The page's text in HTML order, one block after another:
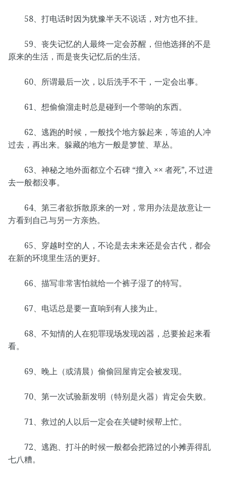
58、打电话时因为犹豫半天不说话，对方也不挂。
59、丧失记忆的人最终一定会苏醒，但他选择的不是
原来的生活，而是丧失记忆后的生活。
60、所谓最后一次，以后洗手不干，一定会出事。
61、想偷偷溜走时总是碰到一个带响的东西。
62、逃跑的时候，一般找个地方躲起来，等追的人冲
过去，再出来。躲藏的地方一般是箩筐、草丛。
63、神秘之地外面都立个石碑 “擅入 ×× 者死”, 不过进
去一般都没事。
64、第三者欲拆散原来的一对，常用办法是故意让一
方看到自己与另一方亲热。
65、穿越时空的人，不论是去未来还是会古代，都会
在新的环境里生活的更好。
66、描写非常害怕就给一个裤子湿了的特写。
67、电话总是要一直响到有人接为止。
68、不知情的人在犯罪现场发现凶器，总要捡起来看
看。
69、晚上（或清晨）偷偷回屋肯定会被发现。
70、第一次试验新发明（特别是火器）肯定会失败。
71、救过的人以后一定会在关键时候帮上忙。
72、逃跑、打斗的时候一般都会把路过的小摊弄得乱
七八糟。